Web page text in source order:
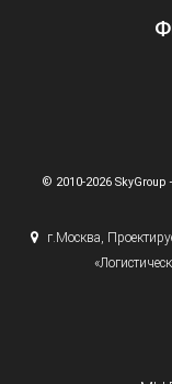
© 2010-2026 SkyGroup
г.Москва,